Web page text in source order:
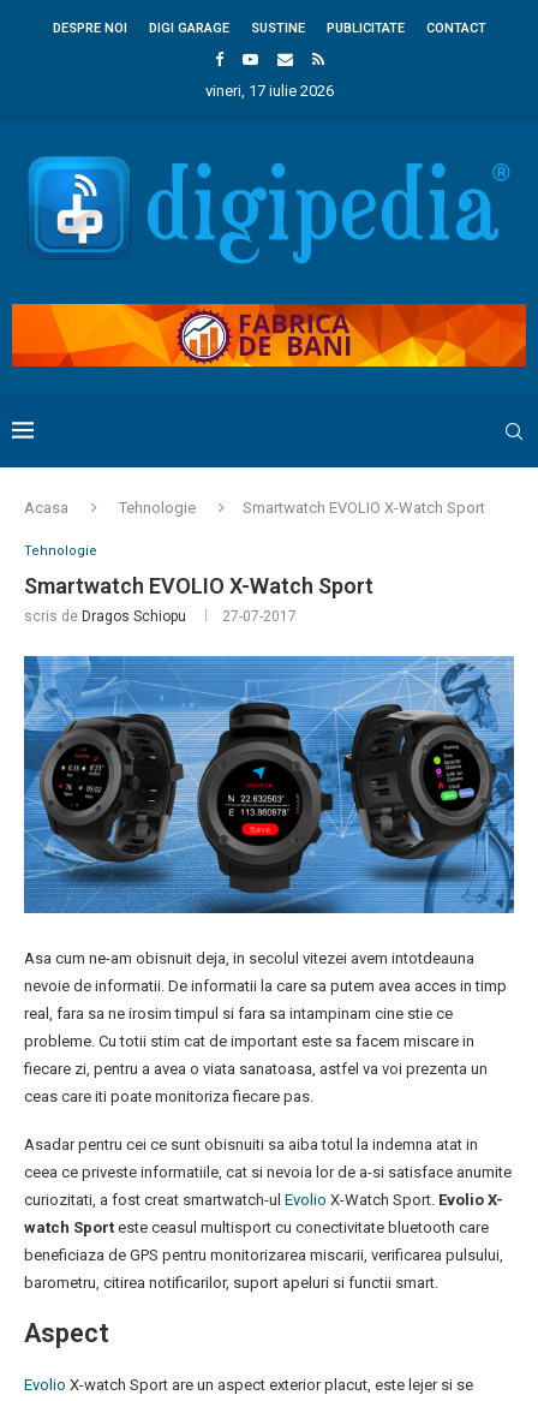
DESPRE NOI DIGI GARAGE SUSTINE PUBLICITATE CONTACT
vineri, 17 iulie 2026
Acasa Tehnologie Smartwatch EVOLIO X-Watch Sport
Tehnologie
Smartwatch EVOLIO X-Watch Sport
scris de Dragos Schiopu 27-07-2017
Asa cum ne-am obisnuit deja, in secolul vitezei avem intotdeauna
nevoie de informatii. De informatii la care sa putem avea acces in timp
real, fara sa ne irosim timpul si fara sa intampinam cine stie ce
probleme. Cu totii stim cat de important este sa facem miscare in
fiecare zi, pentru a avea o viata sanatoasa, astfel va voi prezenta un
ceas care iti poate monitoriza fiecare pas.
Asadar pentru cei ce sunt obisnuiti sa aiba totul la indemna atat in
ceea ce priveste informatiile, cat si nevoia lor de a-si satisface anumite
curiozitati, a fost creat smartwatch-ul Evolio X-Watch Sport. Evolio X-
watch Sport este ceasul multisport cu conectivitate bluetooth care
beneficiaza de GPS pentru monitorizarea miscarii, verificarea pulsului,
barometru, citirea notificarilor, suport apeluri si functii smart.
Aspect
Evolio X-watch Sport are un aspect exterior placut, este lejer si se